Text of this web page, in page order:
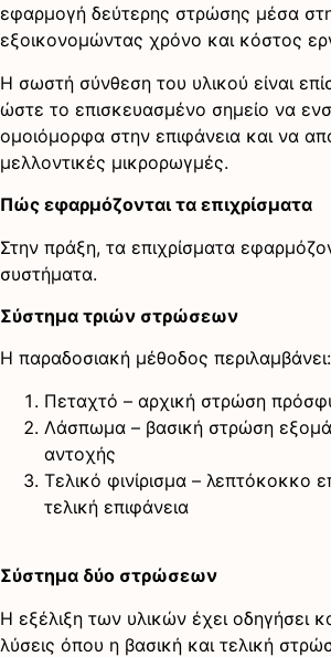
εφαρμογή δεύτερης στρώσης μέσα
εξοικονομώντας χρόνο και κόστος
Η σωστή σύνθεση του υλικού είναι
ώστε το επισκευασμένο σημείο να
ομοιόμορφα στην επιφάνεια και να
μελλοντικές μικρορωγμές.
Πώς εφαρμόζονται τα επιχρίσματα
Στην πράξη, τα επιχρίσματα
συστήματα.
Σύστημα τριών στρώσεων
Η παραδοσιακή μέθοδος περιλαμβάνει:
Πεταχτό – αρχική στρώση
Λάσπωμα – βασική στρώση
αντοχής
Τελικό φινίρισμα – λεπτόκοκκο
τελική επιφάνεια
Σύστημα δύο στρώσεων
Η εξέλιξη των υλικών έχει οδηγήσει
λύσεις όπου η βασική και τελική